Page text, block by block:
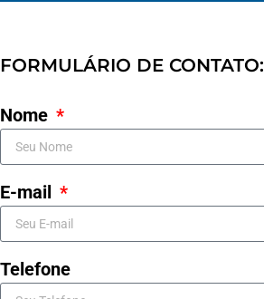
FORMULÁRIO DE CONTATO:
Nome
E-mail
Telefone